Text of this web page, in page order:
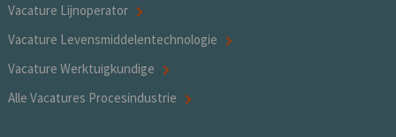
Vacature Lijnoperator
Vacature Levensmiddelentechnologie
Vacature Werktuigkundige
Alle Vacatures Procesindustrie